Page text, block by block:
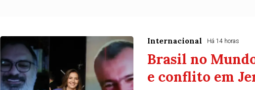
Internacional Há 14 horas
Brasil no
e conflito em